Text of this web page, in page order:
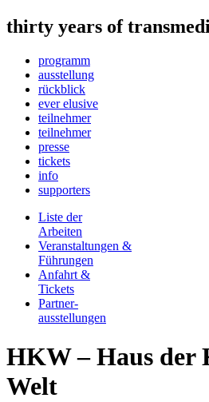
thirty years of
programm
ausstellung
rückblick
ever elusive
teilnehmer
teilnehmer
presse
tickets
info
supporters
Liste der
Arbeiten
Veranstaltungen &
Führungen
Anfahrt &
Tickets
Partner-
ausstellungen
HKW – Haus der
Welt